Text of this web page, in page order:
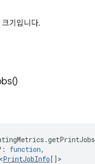
기입니다.
)
.getPrintJobs
: function,
PrintJobInfo[] >